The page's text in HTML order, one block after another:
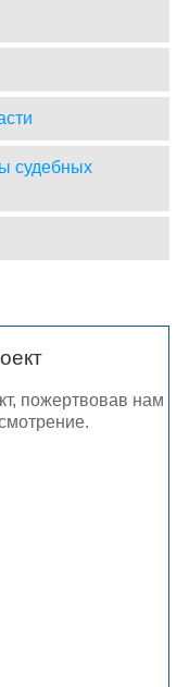
судебных
пожертвовав нам